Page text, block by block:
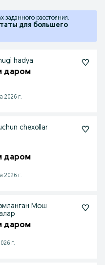
заданного расстояния.
для большего
hadya
даром
2026 г.
chexollar
даром
2026 г.
Мош
даром
г.